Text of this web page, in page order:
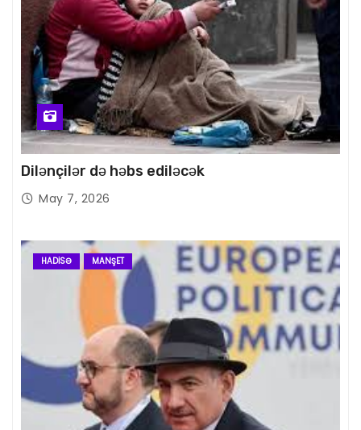
Dilənçilər də həbs ediləcək
May 7, 2026
HADISƏ MANŞET